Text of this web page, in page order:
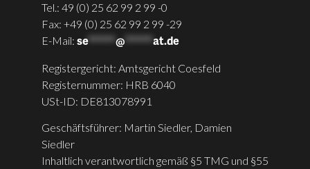
Tel.: 49 (0) 25 62 99 2 99 -0
Fax: +49 (0) 25 62 99 2 99 -29
E-Mail: se*****@*****at.de
Registergericht: Amtsgericht Coesfeld
Registernummer: HRB 6040
USt-ID: DE813078991
Geschäftsführer: Martin Siedler, Damien
Siedler
Inhaltlich verantwortlich gemäß §5 TMG und §55